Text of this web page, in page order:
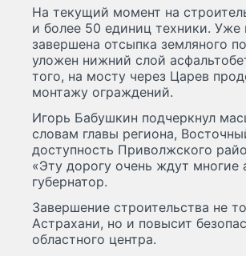
На текущий момент на
и более 50 единиц техники.
завершена отсыпка земляного
уложен нижний слой
того, на мосту через Царев
монтажу ограждений.
Игорь Бабушкин подчеркнул
словам главы региона,
доступность Приволжского
«Эту дорогу очень ждут
губернатор.
Завершение строительства не
Астрахани, но и повысит
областного центра.